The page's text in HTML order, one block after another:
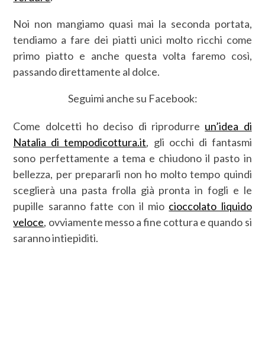
Noi non mangiamo quasi mai la seconda portata,
tendiamo a fare dei piatti unici molto ricchi come
primo piatto e anche questa volta faremo così,
passando direttamente al dolce.
Seguimi anche su Facebook:
Come dolcetti ho deciso di riprodurre un’idea di
Natalia di tempodicottura.it, gli occhi di fantasmi
sono perfettamente a tema e chiudono il pasto in
bellezza, per prepararli non ho molto tempo quindi
sceglierà una pasta frolla già pronta in fogli e le
pupille saranno fatte con il mio cioccolato liquido
veloce, ovviamente messo a fine cottura e quando si
saranno intiepiditi.